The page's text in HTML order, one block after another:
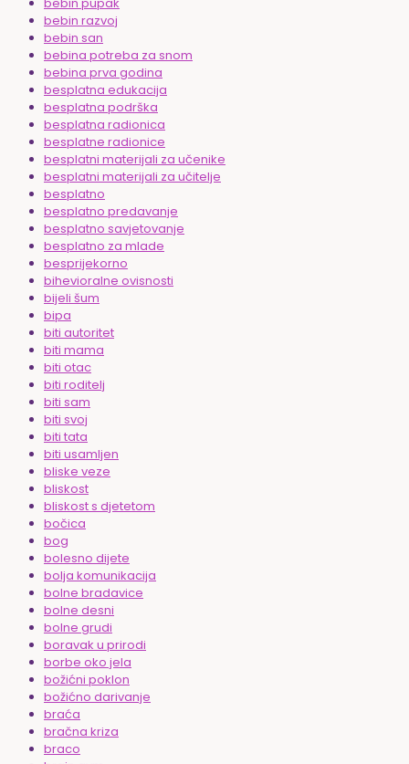
bebin razvoj
bebin san
bebina potreba za snom
bebina prva godina
besplatna edukacija
besplatna podrška
besplatna radionica
besplatne radionice
besplatni materijali za učenike
besplatni materijali za učitelje
besplatno
besplatno predavanje
besplatno savjetovanje
besplatno za mlade
besprijekorno
bihevioralne ovisnosti
bijeli šum
bipa
biti autoritet
biti mama
biti otac
biti roditelj
biti sam
biti svoj
biti tata
biti usamljen
bliske veze
bliskost
bliskost s djetetom
bočica
bog
bolesno dijete
bolja komunikacija
bolne bradavice
bolne desni
bolne grudi
boravak u prirodi
borbe oko jela
božićni poklon
božićno darivanje
braća
bračna kriza
braco